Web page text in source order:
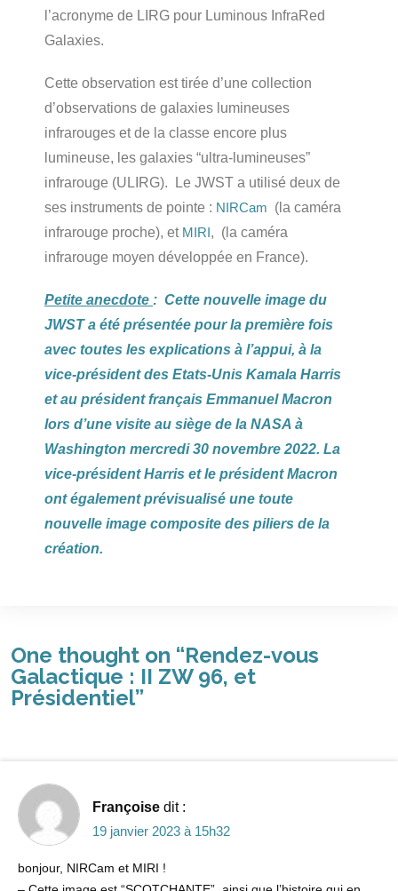
l’acronyme de LIRG pour Luminous InfraRed
Galaxies.
Cette observation est tirée d’une collection
d’observations de galaxies lumineuses
infrarouges et de la classe encore plus
lumineuse, les galaxies “ultra-lumineuses”
infrarouge (ULIRG). Le JWST a utilisé deux de
ses instruments de pointe : NIRCam (la caméra
infrarouge proche), et MIRI , (la caméra
infrarouge moyen développée en France).
Petite anecdote : Cette nouvelle image du
JWST a été présentée pour la première fois
avec toutes les explications à l’appui, à la
vice-président des Etats-Unis Kamala Harris
et au président français Emmanuel Macron
lors d’une visite au siège de la NASA à
Washington mercredi 30 novembre 2022. La
vice-président Harris et le président Macron
ont également prévisualisé une toute
nouvelle image composite des piliers de la
création.
One thought on “Rendez-vous
Galactique : II ZW 96, et
Présidentiel”
Françoise dit :
19 janvier 2023 à 15h32
bonjour, NIRCam et MIRI !